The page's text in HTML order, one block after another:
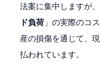
法案に集中しますが
ド負荷」の実際のコ
産の損傷を通じて、
払われています。